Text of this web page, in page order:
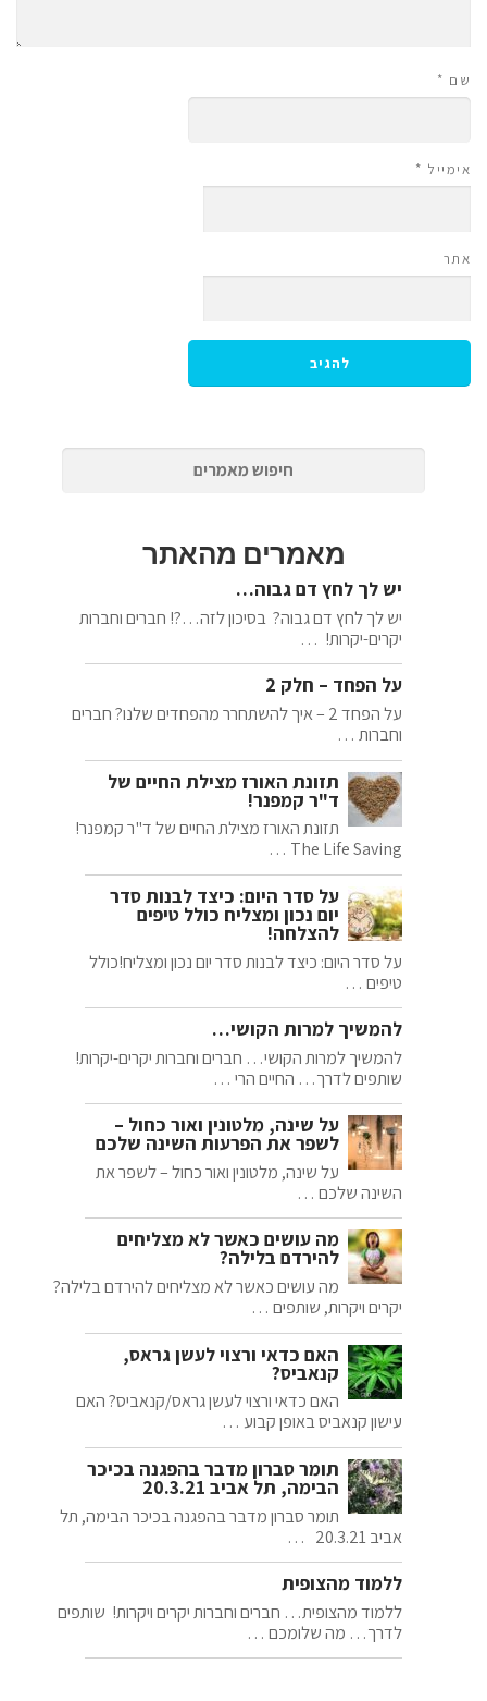
שם *
אימייל *
אתר
מאמרים מהאתר
יש לך לחץ דם גבוה…
יש לך לחץ דם גבוה? בסיכון לזה…?! חברים וחברות
יקרים-יקרות! …
על הפחד – חלק 2
על הפחד 2 – איך להשתחרר מהפחדים שלנו? חברים
וחברות …
תזונת האורז מצילת החיים של
ד"ר קמפנר!
תזונת האורז מצילת החיים של ד"ר קמפנר!
The Life Saving …
על סדר היום: כיצד לבנות סדר
יום נכון ומצליח כולל טיפים
להצלחה!
על סדר היום: כיצד לבנות סדר יום נכון ומצליח!כולל
טיפים …
להמשיך למרות הקושי…
להמשיך למרות הקושי… חברים וחברות יקרים-יקרות!
שותפים לדרך… החיים הרי …
על שינה, מלטונין ואור כחול –
לשפר את הפרעות השינה שלכם
על שינה, מלטונין ואור כחול – לשפר את
השינה שלכם …
מה עושים כאשר לא מצליחים
להירדם בלילה?
מה עושים כאשר לא מצליחים להירדם בלילה?
יקרים ויקרות, שותפים …
האם כדאי ורצוי לעשן גראס,
קנאביס?
האם כדאי ורצוי לעשן גראס/קנאביס? האם
עישון קנאביס באופן קבוע …
תומר סברון מדבר בהפגנה בכיכר
הבימה, תל אביב 20.3.21
תומר סברון מדבר בהפגנה בכיכר הבימה, תל
אביב 20.3.21 …
ללמוד מהצופית
ללמוד מהצופית… חברים וחברות יקרים ויקרות! שותפים
לדרך… מה שלומכם …